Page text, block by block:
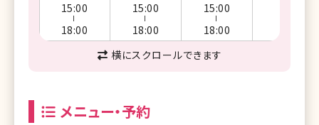
15:00
18:00
15:00
18:00
15:00
18:00
横にスクロールできます
メニュー・予約